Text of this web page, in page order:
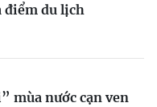
điểm du lịch
mùa nước cạn ven